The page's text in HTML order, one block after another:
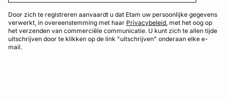
Door zich te registreren aanvaardt u dat Etam uw persoonlijke gegevens
verwerkt, in overeenstemming met haar Privacybeleid, met het oog op
het verzenden van commerciële communicatie. U kunt zich te allen tijde
uitschrijven door te klikken op de link "uitschrijven" onderaan elke e-
mail.